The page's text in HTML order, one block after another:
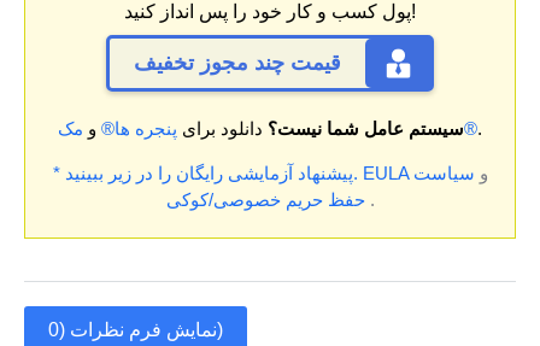
پول کسب و کار خود را پس انداز کنید!
قیمت چند مجوز تخفیف
سیستم عامل شما نیست؟ دانلود برای پنجره ها® و مک®.
* پیشنهاد آزمایشی رایگان را در زیر ببینید. EULA و سیاست
حفظ حریم خصوصی/کوکی.
نمایش فرم نظرات (0)